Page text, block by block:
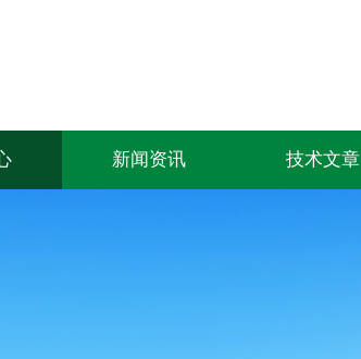
新闻资讯 技术文章